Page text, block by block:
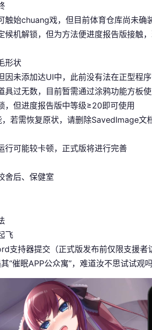
触始chuang戏，但目前体育仓库尚未确
候机解锁，但为方法便进度报告版接触
形状
未添加达UI中，此前没有法在正型程序
过无数，目前暂需通过涂鸦功能方板使
，但进度报告版中等级≥20即可使用
，若需恢复原状，请删除SavedImage文
行可能较卡顿，正式版将进行完善
舍后、保健室
飞
支持器提交（正式版发布前仅限支援者
“催眠APP公众寓”，难道汝不思试试观